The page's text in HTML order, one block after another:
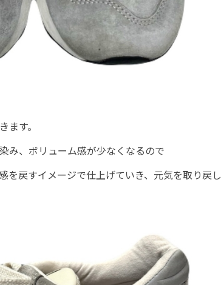
す。
み、ボリューム感が少なくなるので
を戻すイメージで仕上げていき、元気を取り戻し